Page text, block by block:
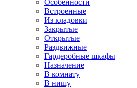
Особенности
Встроенные
Из кладовки
Закрытые
Открытые
Раздвижные
Гардеробные шкафы
Назначение
В комнату
В нишу